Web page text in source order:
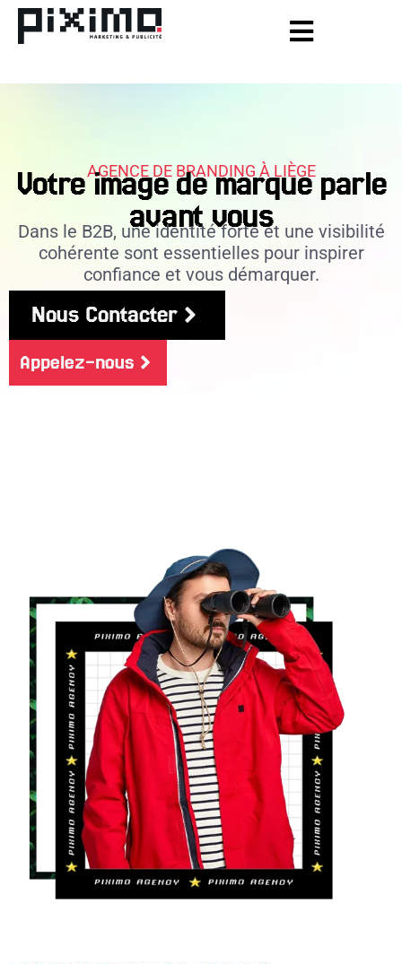
AGENCE DE BRANDING À LIÈGE
Votreimage de marqueparle
avant vous
Dans le B2B, une identité forte et une visibilité
cohérente sont essentielles pour inspirer
confiance et vous démarquer.
Nous Contacter
Appelez-nous